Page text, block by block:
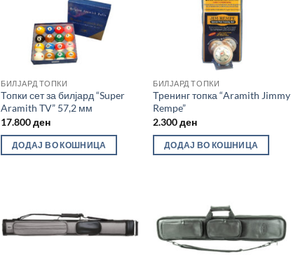
БИЛЈАРД ТОПКИ
Топки сет за билјард “Super
Aramith TV” 57,2 мм
17.800ден
ДОДАЈ ВО КОШНИЦА
БИЛЈАРД ТОПКИ
Тренинг топка “Aramith Jimmy
Rempe”
2.300ден
ДОДАЈ ВО КОШНИЦА